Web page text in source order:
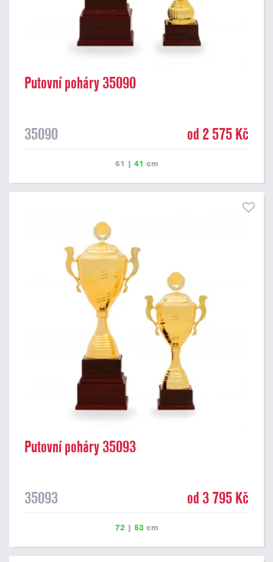
Putovní poháry 35090
35090 od 2 575 Kč
61 | 41 cm
Putovní poháry 35093
35093 od 3 795 Kč
72| 53cm